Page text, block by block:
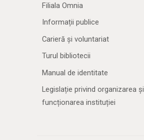
Filiala Omnia
Informații publice
Carieră și voluntariat
Turul bibliotecii
Manual de identitate
Legislație privind organizarea și
funcționarea instituției